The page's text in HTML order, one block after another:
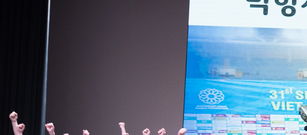
학교 CI
교직원현황
학생현황
위치/전화
전경사진